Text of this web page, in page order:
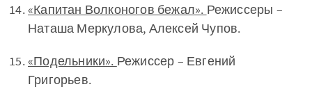
«Капитан Волконогов бежал». Режиссеры –
Наташа Меркулова, Алексей Чупов.
«Подельники». Режиссер – Евгений
Григорьев.